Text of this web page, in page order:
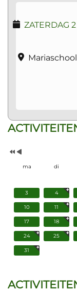
ZATERDAG
Vorig
Jaar
Vorige
Maand
ma di
3 4
10 11
17 18
24 25
31